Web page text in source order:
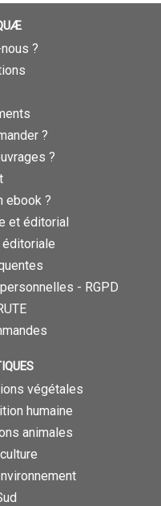
?
?
?
ebook ?
et éditorial
éditoriale
- RGPD
végétales
humaine
animales